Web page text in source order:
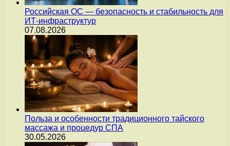
Российская ОС — безопасность и стабильность для
ИТ-инфраструктур
07.08.2026
Польза и особенности традиционного тайского
массажа и процедур СПА
30.05.2026